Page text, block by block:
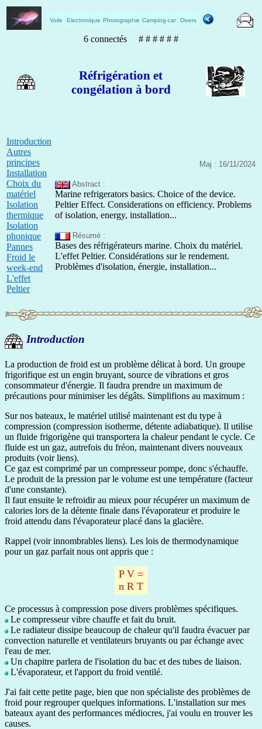
Voile Electronique Photographie Camping-car Divers
6 connectés # # # # # #
Réfrigération et
congélation à bord
Introduction
Autres
principes
Installation
Choix du
matériel
Isolation
thermique
Isolation
phonique
Pannes
Froid le
week-end
L'effet
Peltier
Maj : 16/11/2024
Abstract :
Marine refrigerators basics. Choice of the device.
Peltier Effect. Considerations on efficiency. Problems
of isolation, energy, installation...
Résumé :
Bases des réfrigérateurs marine. Choix du matériel.
L'effet Peltier. Considérations sur le rendement.
Problèmes d'isolation, énergie, installation...
Introduction
La production de froid est un problème délicat à bord. Un groupe
frigorifique est un engin bruyant, source de vibrations et gros
consommateur d'énergie. Il faudra prendre un maximum de
précautions pour minimiser les dégâts. Simplifions au maximum :
Sur nos bateaux, le matériel utilisé maintenant est du type à
compression (compression isotherme, détente adiabatique). Il utilise
un fluide frigorigène qui transportera la chaleur pendant le cycle. Ce
fluide est un gaz, autrefois du fréon, maintenant divers nouveaux
produits (voir liens).
Ce gaz est comprimé par un compresseur pompe, donc s'échauffe.
Le produit de la pression par le volume est une température (facteur
d'une constante).
Il faut ensuite le refroidir au mieux pour récupérer un maximum de
calories lors de la détente finale dans l'évaporateur et produire le
froid attendu dans l'évaporateur placé dans la glacière.
Rappel (voir innombrables liens). Les lois de thermodynamique
pour un gaz parfait nous ont appris que :
P V =
n R T
Ce processus à compression pose divers problèmes spécifiques.
Le compresseur vibre chauffe et fait du bruit.
Le radiateur dissipe beaucoup de chaleur qu'il faudra évacuer par
convection naturelle et ventilateurs bruyants ou par échange avec
l'eau de mer.
Un chapitre parlera de l'isolation du bac et des tubes de liaison.
L'évaporateur, et l'apport du froid ventilé.
J'ai fait cette petite page, bien que non spécialiste des problèmes de
froid pour regrouper quelques informations. L'installation sur mes
bateaux ayant des performances médiocres, j'ai voulu en trouver les
causes.